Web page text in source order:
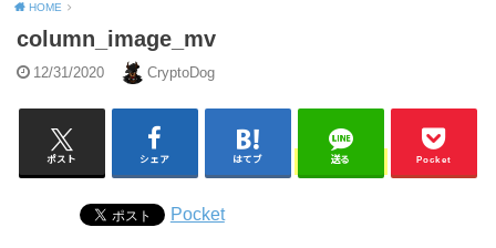
HOME
column_image_mv
12/31/2020 CryptoDog
ポスト シェア はてブ 送る Pocket
Pocket